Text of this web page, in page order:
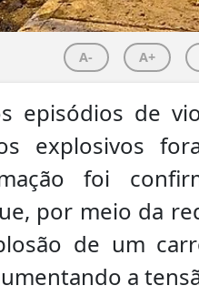
A- A+
episódios de
explosivos
foi
por meio da
de um
a